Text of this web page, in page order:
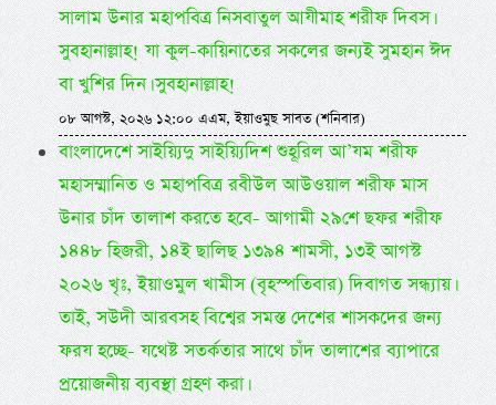
সালাম উনার মহাপবিত্র নিসবাতুল আযীমাহ শরীফ দিবস।
সুবহানাল্লাহ! যা কুল-কায়িনাতের সকলের জন্যই সুমহান ঈদ
বা খুশির দিন। সুবহানাল্লাহ!
০৮ আগস্ট, ২০২৬ ১২:০০ এএম, ইয়াওমুছ সাবত (শনিবার)
বাংলাদেশে সাইয়্যিদু সাইয়্যিদিশ শুহূরিল আ’যম শরীফ
মহাসম্মানিত ও মহাপবিত্র রবীউল আউওয়াল শরীফ মাস
উনার চাঁদ তালাশ করতে হবে- আগামী ২৯শে ছফর শরীফ
১৪৪৮ হিজরী, ১৪ই ছালিছ ১৩৯৪ শামসী, ১৩ই আগস্ট
২০২৬ খৃঃ, ইয়াওমুল খামীস (বৃহস্পতিবার) দিবাগত সন্ধ্যায়।
তাই, সউদী আরবসহ বিশ্বের সমস্ত দেশের শাসকদের জন্য
ফরয হচ্ছে- যথেষ্ট সতর্কতার সাথে চাঁদ তালাশের ব্যাপারে
প্রয়োজনীয় ব্যবস্থা গ্রহণ করা।